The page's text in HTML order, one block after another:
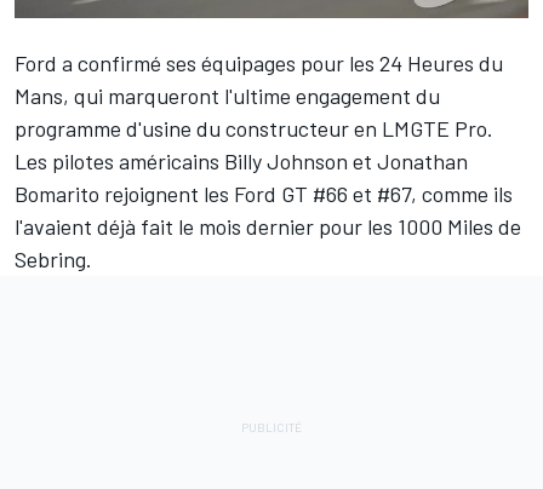
Ford a confirmé ses équipages pour les 24 Heures du
Mans, qui marqueront l'ultime engagement du
programme d'usine du constructeur en LMGTE Pro.
Les pilotes américains Billy Johnson et Jonathan
Bomarito rejoignent les Ford GT #66 et #67, comme ils
l'avaient déjà fait le mois dernier pour les 1000 Miles de
Sebring.